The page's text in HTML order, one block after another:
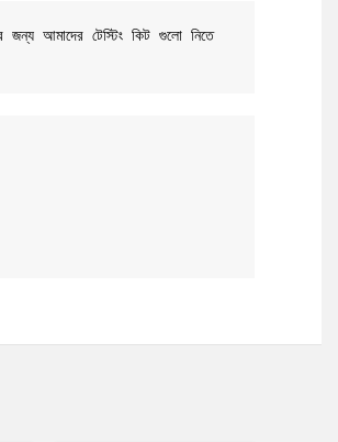
জন্য আমাদের টেস্টিং কিট গুলো নিতে